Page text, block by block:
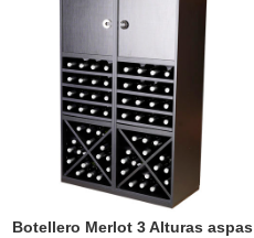
Botellero Merlot 3 Alturas aspas